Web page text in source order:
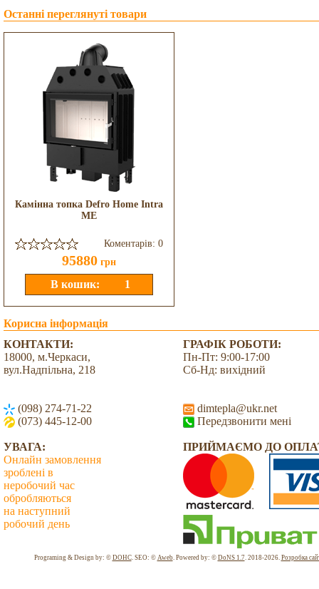
Останні переглянуті товари
Камінна топка Defro Home Intra
ME
Коментарів: 0
95880 грн
Корисна інформація
КОНТАКТИ:
18000, м.Черкаси,
вул.Надпільна, 218
(098) 274-71-22
(073) 445-12-00
ГРАФІК РОБОТИ:
Пн-Пт: 9:00-17:00
Сб-Нд: вихідний
dimtepla@ukr.net
Передзвонити мені
УВАГА:
Онлайн замовлення
зроблені в
неробочий час
обробляються
на наступний
робочий день
ПРИЙМАЄМО ДО
Programing & Design by: © DOHC. SEO: © Aweb. Powered by: © DoNS 1.7. 2018-2026. Розробка